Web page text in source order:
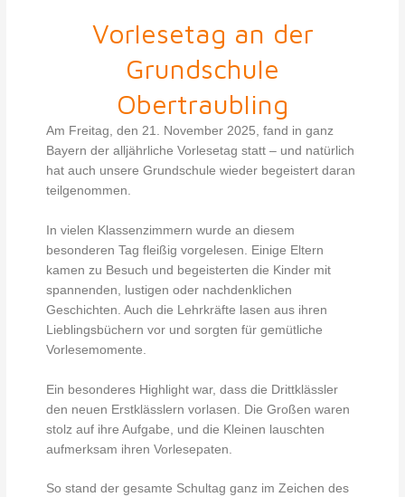
Vorlesetag an der
Grundschule
Obertraubling
Am Freitag, den 21. November 2025, fand in ganz
Bayern der alljährliche Vorlesetag statt – und natürlich
hat auch unsere Grundschule wieder begeistert daran
teilgenommen.
In vielen Klassenzimmern wurde an diesem
besonderen Tag fleißig vorgelesen. Einige Eltern
kamen zu Besuch und begeisterten die Kinder mit
spannenden, lustigen oder nachdenklichen
Geschichten. Auch die Lehrkräfte lasen aus ihren
Lieblingsbüchern vor und sorgten für gemütliche
Vorlesemomente.
Ein besonderes Highlight war, dass die Drittklässler
den neuen Erstklässlern vorlasen. Die Großen waren
stolz auf ihre Aufgabe, und die Kleinen lauschten
aufmerksam ihren Vorlesepaten.
So stand der gesamte Schultag ganz im Zeichen des